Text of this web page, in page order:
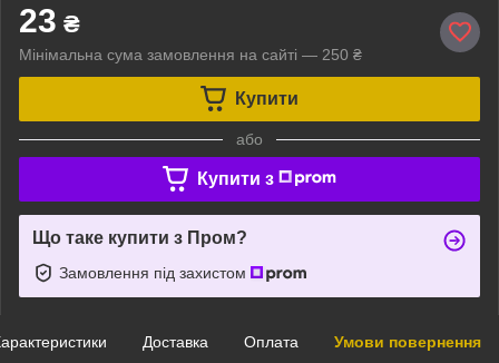
23 ₴
Мінімальна сума замовлення на сайті — 250 ₴
Купити
або
Купити з
Що таке купити з Пром?
Замовлення під захистом
Доставка Оплата Умови повернення